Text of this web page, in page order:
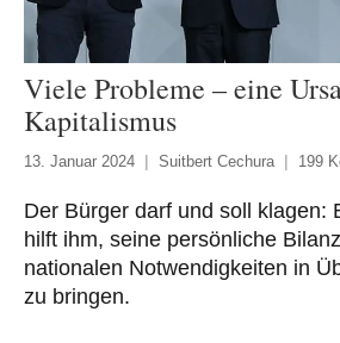
Viele Probleme – eine
Kapitalismus
13. Januar 2024 Suitbert Cechura 199
Der Bürger darf und soll klagen:
hilft ihm, seine persönliche
nationalen Notwendigkeiten in
zu bringen.